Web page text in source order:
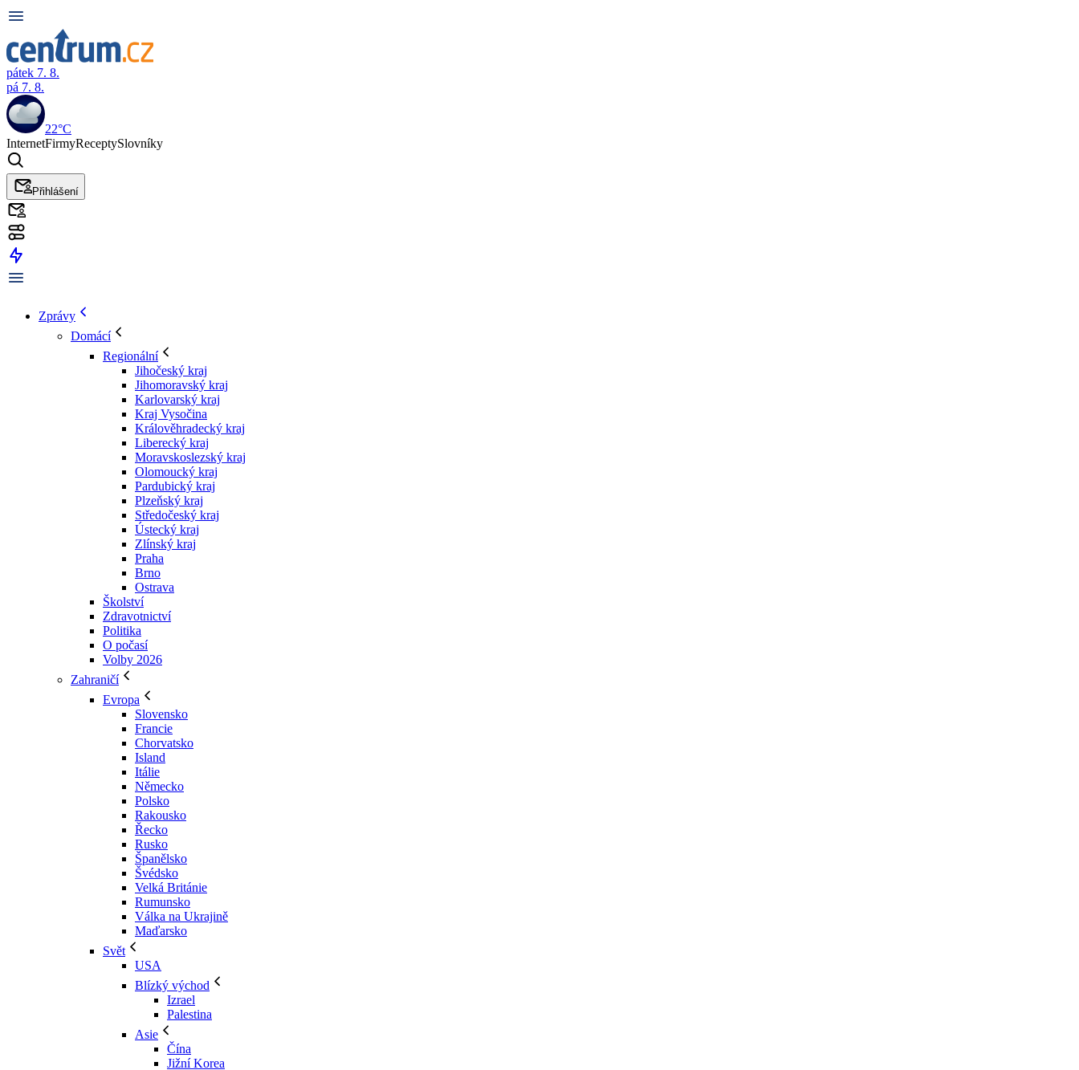
pátek 7. 8.
pá 7. 8.
22°C
InternetFirmyReceptySlovníky
Přihlášení
Zprávy
Domácí
Regionální
Jihočeský kraj
Jihomoravský kraj
Karlovarský kraj
Kraj Vysočina
Králověhradecký kraj
Liberecký kraj
Moravskoslezský kraj
Olomoucký kraj
Pardubický kraj
Plzeňský kraj
Středočeský kraj
Ústecký kraj
Zlínský kraj
Praha
Brno
Ostrava
Školství
Zdravotnictví
Politika
O počasí
Volby 2026
Zahraničí
Evropa
Slovensko
Francie
Chorvatsko
Island
Itálie
Německo
Polsko
Rakousko
Řecko
Rusko
Španělsko
Švédsko
Velká Británie
Rumunsko
Válka na Ukrajině
Maďarsko
Svět
USA
Blízký východ
Izrael
Palestina
Asie
Čína
Jižní Korea